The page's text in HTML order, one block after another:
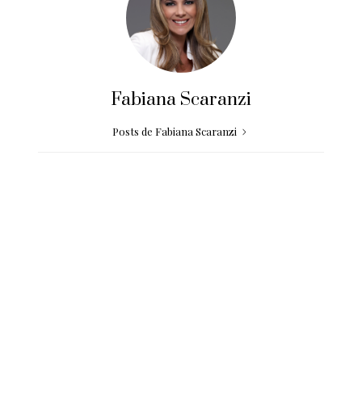
Fabiana Scaranzi
Posts de Fabiana Scaranzi